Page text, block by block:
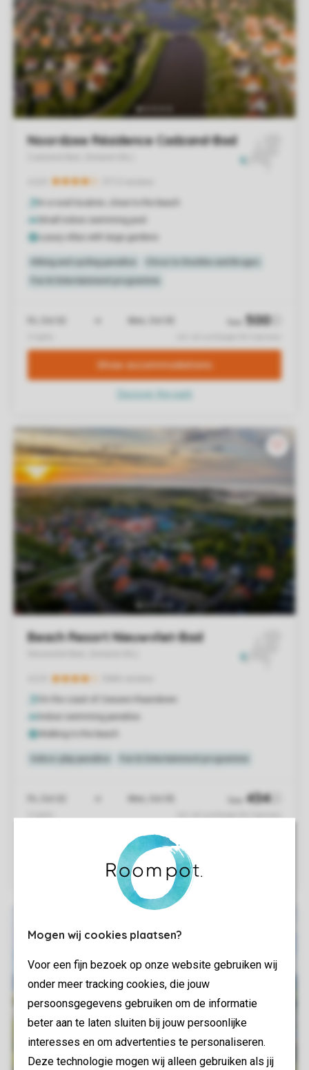
Mogen wij cookies plaatsen?
Voor een fijn bezoek op onze website gebruiken wij
onder meer tracking cookies, die jouw
persoonsgegevens gebruiken om de informatie
beter aan te laten sluiten bij jouw persoonlijke
interesses en om advertenties te personaliseren.
Deze technologie mogen wij alleen gebruiken als jij